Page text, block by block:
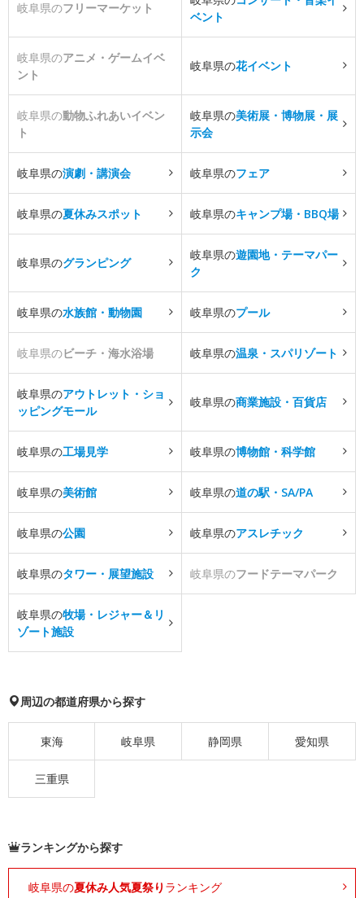
岐阜県のフリーマーケット
ベント
岐阜県のアニメ・ゲームイベ
ント
岐阜県の花イベント
岐阜県の動物ふれあいイベン
ト
岐阜県の美術展・博物展・展
示会
岐阜県の演劇・講演会 岐阜県のフェア
岐阜県の夏休みスポット 岐阜県のキャンプ場・BBQ場
岐阜県のグランピング
岐阜県の遊園地・テーマパー
ク
岐阜県の水族館・動物園 岐阜県のプール
岐阜県のビーチ・海水浴場 岐阜県の温泉・スパリゾート
岐阜県のアウトレット・ショ
ッピングモール
岐阜県の商業施設・百貨店
岐阜県の工場見学 岐阜県の博物館・科学館
岐阜県の美術館 岐阜県の道の駅・SA/PA
岐阜県の公園 岐阜県のアスレチック
岐阜県のタワー・展望施設 岐阜県のフードテーマパーク
岐阜県の牧場・レジャー＆リ
ゾート施設
周辺の都道府県から探す
東海 岐阜県 静岡県 愛知県
三重県
ランキングから探す
岐阜県の夏休み人気夏祭り ランキング